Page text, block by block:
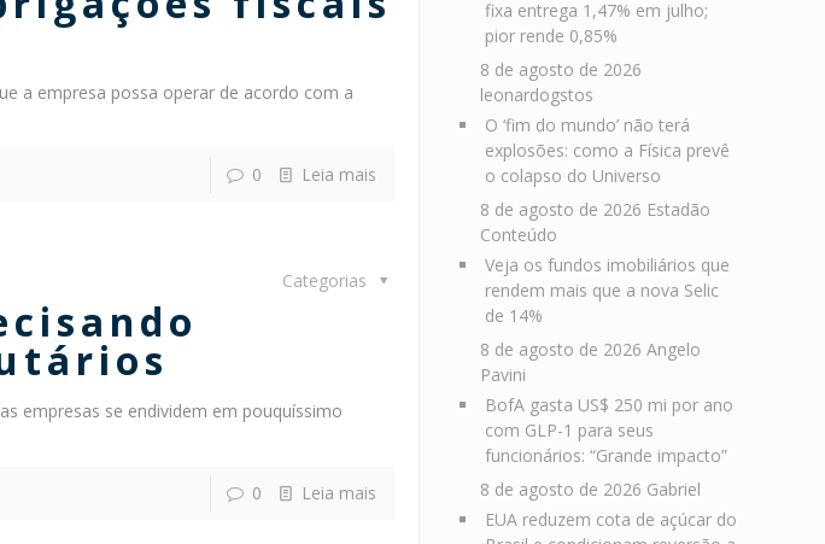
a empresa possa operar de acordo com a
0 Leia mais
Categorias
empresas se endividem em pouquíssimo
0 Leia mais
fixa entrega 1,47% em julho;
pior rende 0,85%
8 de agosto de 2026
leonardogstos
O ‘fim do mundo’ não terá
explosões: como a Física prevê
o colapso do Universo
8 de agosto de 2026 Estadão
Conteúdo
Veja os fundos imobiliários que
rendem mais que a nova Selic
de 14%
8 de agosto de 2026 Angelo
Pavini
BofA gasta US$ 250 mi por ano
com GLP-1 para seus
funcionários: “Grande impacto”
8 de agosto de 2026 Gabriel
EUA reduzem cota de açúcar do